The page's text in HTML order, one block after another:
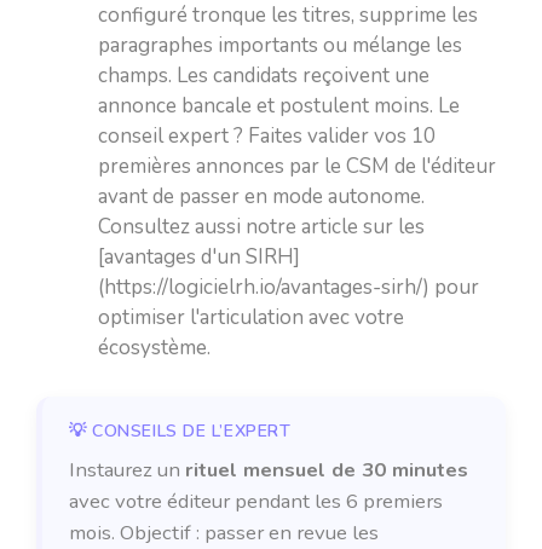
configuré tronque les titres, supprime les
paragraphes importants ou mélange les
champs. Les candidats reçoivent une
annonce bancale et postulent moins. Le
conseil expert ? Faites valider vos 10
premières annonces par le CSM de l'éditeur
avant de passer en mode autonome.
Consultez aussi notre article sur les
[avantages d'un SIRH]
(https://logicielrh.io/avantages-sirh/) pour
optimiser l'articulation avec votre
écosystème.
Instaurez un rituel mensuel de 30 minutes
avec votre éditeur pendant les 6 premiers
mois. Objectif : passer en revue les